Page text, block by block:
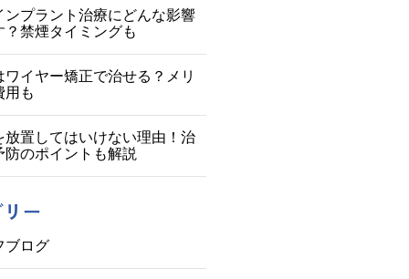
ンプラント治療にどんな影響
？禁煙タイミングも
ワイヤー矯正で治せる？メリ
用も
放置してはいけない理由！治
防のポイントも解説
ー
ブログ